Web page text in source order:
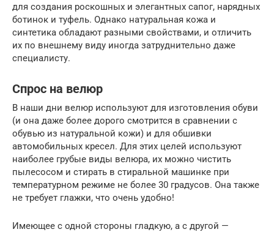
для создания роскошных и элегантных сапог, нарядных
ботинок и туфель. Однако натуральная кожа и
синтетика обладают разными свойствами, и отличить
их по внешнему виду иногда затруднительно даже
специалисту.
Спрос на велюр
В наши дни велюр используют для изготовления обуви
(и она даже более дорого смотрится в сравнении с
обувью из натуральной кожи) и для обшивки
автомобильных кресел. Для этих целей используют
наиболее грубые виды велюра, их можно чистить
пылесосом и стирать в стиральной машинке при
температурном режиме не более 30 градусов. Она также
не требует глажки, что очень удобно!
Имеющее с одной стороны гладкую, а с другой —